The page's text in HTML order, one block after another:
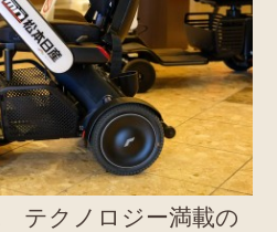
テクノロジー満載の